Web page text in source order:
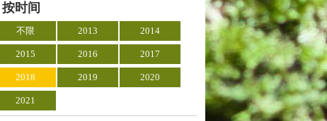
按时间
不限 2013 2014
2015 2016 2017
2018 2019 2020
2021